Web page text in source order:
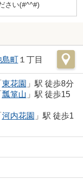
さい(#^^#)
島町１丁目
東花園 」駅 徒歩8分
瓢箪山 」駅 徒歩15
河内花園 」駅 徒歩1